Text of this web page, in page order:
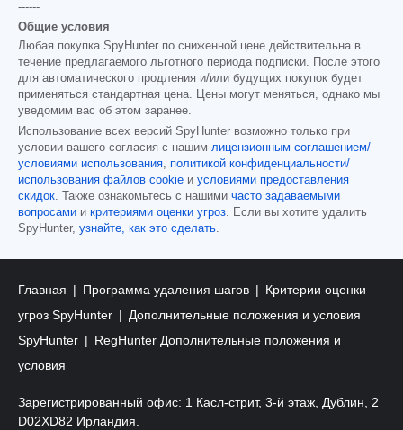
------
Общие условия
Любая покупка SpyHunter по сниженной цене действительна в
течение предлагаемого льготного периода подписки. После этого
для автоматического продления и/или будущих покупок будет
применяться стандартная цена. Цены могут меняться, однако мы
уведомим вас об этом заранее.
Использование всех версий SpyHunter возможно только при
условии вашего согласия с нашим лицензионным соглашением/
условиями использования, политикой конфиденциальности/
использования файлов cookie и условиями предоставления
скидок. Также ознакомьтесь с нашими часто задаваемыми
вопросами и критериями оценки угроз. Если вы хотите удалить
SpyHunter, узнайте, как это сделать.
Главная Программа удаления шагов
Критерии оценки
угроз SpyHunter
Дополнительные положения и условия
SpyHunter
RegHunter Дополнительные положения и
условия
Зарегистрированный офис: 1 Касл-стрит, 3-й этаж, Дублин, 2
D02XD82 Ирландия.